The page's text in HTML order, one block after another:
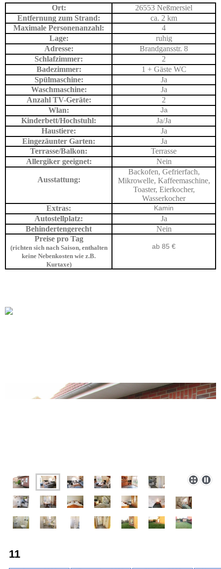
Ort:
26553 Neßmersiel
Entfernung zum Strand:
ca. 2 km
Maximale Personenanzahl:
4
Lage:
ruhig
Adresse:
Brandgansstr. 8
Schlafzimmer:
2
Badezimmer:
1 + Gäste WC
Spülmaschine:
Ja
Waschmaschine:
Ja
Anzahl TV-Geräte:
2
Wlan:
Ja
Kinderbett/Hochstuhl:
Ja/Ja
Haustiere:
Ja
Eingezäunter Garten:
Ja
Terrasse/Balkon:
Terrasse
Allergiker geeignet:
Nein
Ausstattung:
Backofen, Gefrierfach,
Mikrowelle, Kaffeemaschine,
Toaster, Eierkocher,
Wasserkocher
Extras:
Kamin
Autostellplatz:
Ja
Behindertengerecht
Nein
Preise pro Tag
(richten sich nach Saison, enthalten
keine Nebenkosten wie z.B.
Kurtaxe)
ab 85 €